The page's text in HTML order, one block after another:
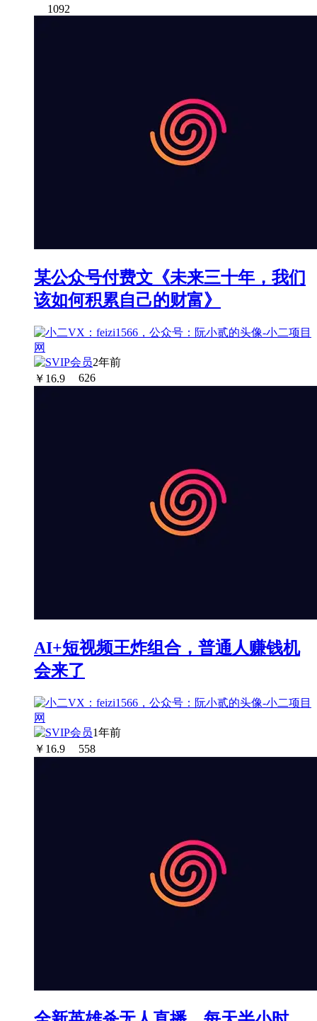
1092
某公众号付费文《未来三十年，我们
该如何积累自己的财富》
2年前
￥ 16.9 626
AI+短视频王炸组合，普通人赚钱机
会来了
1年前
￥ 16.9 558